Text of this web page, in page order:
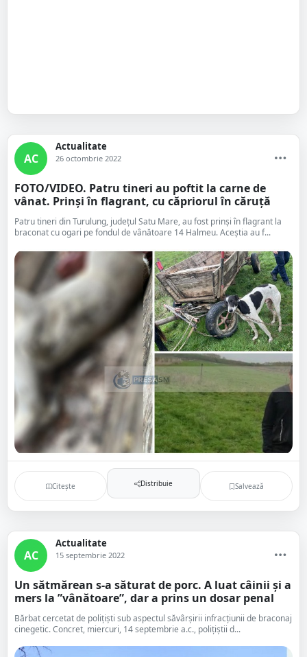
AC
Actualitate
26 octombrie 2022
FOTO/VIDEO. Patru tineri au poftit la carne de
vânat. Prinși în flagrant, cu căpriorul în căruță
Patru tineri din Turulung, județul Satu Mare, au fost prinși în flagrant la
braconat cu ogari pe fondul de vânătoare 14 Halmeu. Aceștia au f...
Citește Distribuie Salvează
AC
Actualitate
15 septembrie 2022
Un sătmărean s-a săturat de porc. A luat câinii și a
mers la ”vânătoare”, dar a prins un dosar penal
Bărbat cercetat de polițiști sub aspectul săvârșirii infracțiunii de braconaj
cinegetic. Concret, miercuri, 14 septembrie a.c., polițiștii d...